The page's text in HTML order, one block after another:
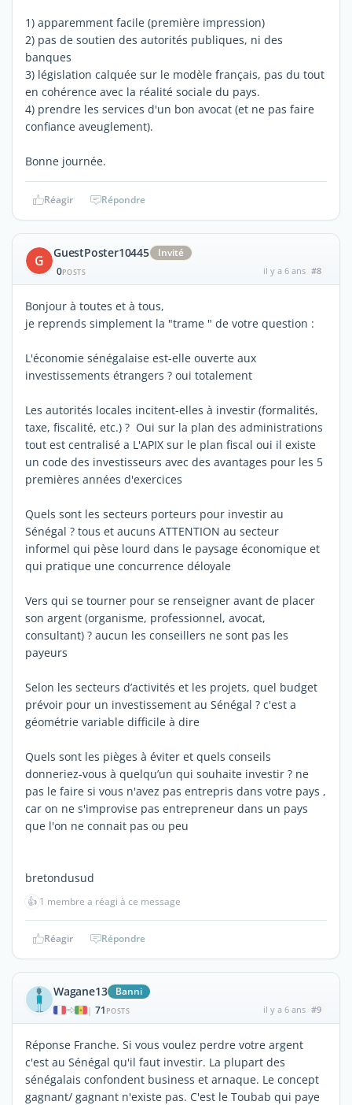
1) apparemment facile (première impression)
2) pas de soutien des autorités publiques, ni des
banques
3) législation calquée sur le modèle français, pas du tout
en cohérence avec la réalité sociale du pays.
4) prendre les services d'un bon avocat (et ne pas faire
confiance aveuglement).
Bonne journée.
Réagir Répondre
G GuestPoster10445
Invité
0POSTS il y a 6 ans #8
Bonjour à toutes et à tous,
je reprends simplement la "trame " de votre question :
L'économie sénégalaise est-elle ouverte aux
investissements étrangers ? oui totalement
Les autorités locales incitent-elles à investir (formalités,
taxe, fiscalité, etc.) ? Oui sur la plan des administrations
tout est centralisé a L'APIX sur le plan fiscal oui il existe
un code des investisseurs avec des avantages pour les 5
premières années d'exercices
Quels sont les secteurs porteurs pour investir au
Sénégal ? tous et aucuns ATTENTION au secteur
informel qui pèse lourd dans le paysage économique et
qui pratique une concurrence déloyale
Vers qui se tourner pour se renseigner avant de placer
son argent (organisme, professionnel, avocat,
consultant) ? aucun les conseillers ne sont pas les
payeurs
Selon les secteurs d’activités et les projets, quel budget
prévoir pour un investissement au Sénégal ? c'est a
géométrie variable difficile à dire
Quels sont les pièges à éviter et quels conseils
donneriez-vous à quelqu’un qui souhaite investir ? ne
pas le faire si vous n'avez pas entrepris dans votre pays ,
car on ne s'improvise pas entrepreneur dans un pays
que l'on ne connait pas ou peu
bretondusud
👍 1 membre a réagi à ce message
Réagir Répondre
Wagane13 Banni
| 71 POSTS il y a 6 ans #9
Réponse Franche. Si vous voulez perdre votre argent
c'est au Sénégal qu'il faut investir. La plupart des
sénégalais confondent business et arnaque. Le concept
gagnant/ gagnant n'existe pas. C'est le Toubab qui paye